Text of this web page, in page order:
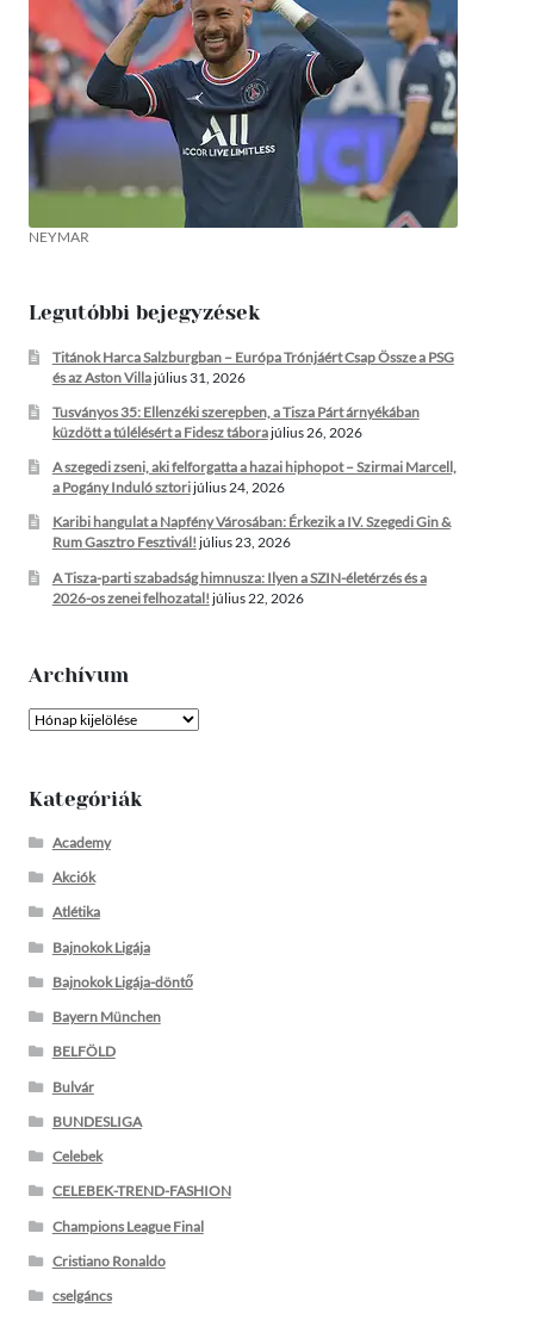
NEYMAR
Legutóbbi bejegyzések
Titánok Harca Salzburgban – Európa Trónjáért Csap Össze a PSG
és az Aston Villajúlius 31, 2026
Tusványos 35: Ellenzéki szerepben, a Tisza Párt árnyékában
küzdött a túlélésért a Fidesz táborajúlius 26, 2026
A szegedi zseni, aki felforgatta a hazai hiphopot – Szirmai Marcell,
a Pogány Induló sztorijúlius 24, 2026
Karibi hangulat a Napfény Városában: Érkezik a IV. Szegedi Gin &
Rum Gasztro Fesztivál! július 23, 2026
A Tisza-parti szabadság himnusza: Ilyen a SZIN-életérzés és a
2026-os zenei felhozatal! július 22, 2026
Archívum
Archívum
Kategóriák
Academy
Akciók
Atlétika
Bajnokok Ligája
Bajnokok Ligája-döntő
Bayern München
BELFÖLD
Bulvár
BUNDESLIGA
Celebek
CELEBEK-TREND-FASHION
Champions League Final
Cristiano Ronaldo
cselgáncs